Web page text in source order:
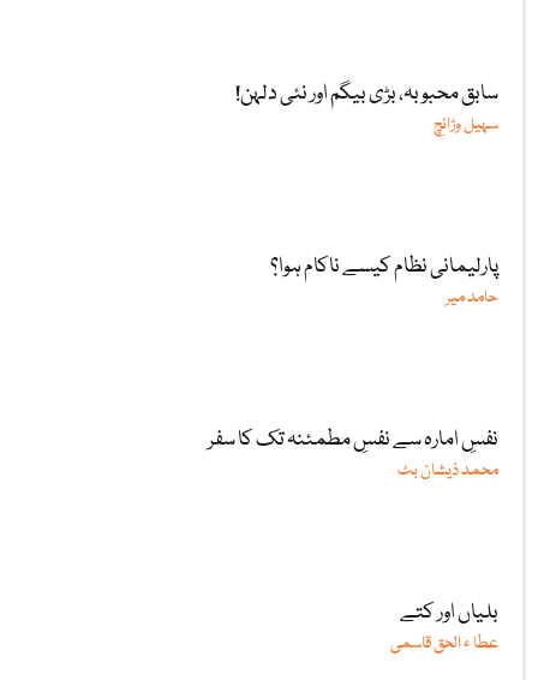
سابق محبوبہ، بڑی بیگم اور نئی دلہن!
سہیل وڑائچ
پارلیمانی نظام کیسے ناکام ہوا؟
حامد میر
نفسِ امارہ سے نفسِ مطمئنہ تک کا سفر
محمد ذیشان بٹ
بلیاں اور کتے
عطا ء الحق قاسمی